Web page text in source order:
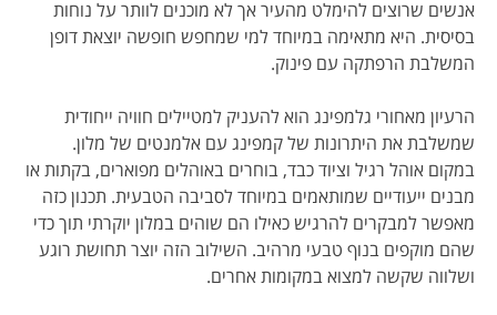
אנשים שרוצים להימלט מהעיר אך לא מוכנים לוותר על נוחות
בסיסית. היא מתאימה במיוחד למי שמחפש חופשה יוצאת דופן
המשלבת הרפתקה עם פינוק.
הרעיון מאחורי גלמפינג הוא להעניק למטיילים חוויה ייחודית
שמשלבת את היתרונות של קמפינג עם אלמנטים של מלון.
במקום אוהל רגיל וציוד כבד, בוחרים באוהלים מפוארים, בקתות או
מבנים ייעודיים שמותאמים במיוחד לסביבה הטבעית. תכנון כזה
מאפשר למבקרים להרגיש כאילו הם שוהים במלון יוקרתי תוך כדי
שהם מוקפים בנוף טבעי מרהיב. השילוב הזה יוצר תחושת רוגע
ושלווה שקשה למצוא במקומות אחרים.